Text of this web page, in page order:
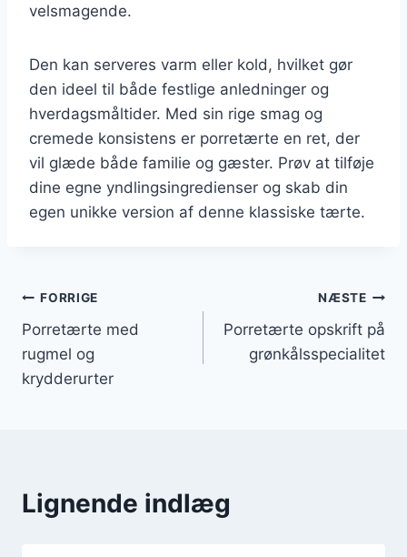
velsmagende.
Den kan serveres varm eller kold, hvilket gør
den ideel til både festlige anledninger og
hverdagsmåltider. Med sin rige smag og
cremede konsistens er porretærte en ret, der
vil glæde både familie og gæster. Prøv at tilføje
dine egne yndlingsingredienser og skab din
egen unikke version af denne klassiske tærte.
Indlægsnavigation
FORRIGE
Porretærte med
rugmel og
krydderurter
NÆSTE
Porretærte opskrift på
grønkålsspecialitet
Lignende indlæg